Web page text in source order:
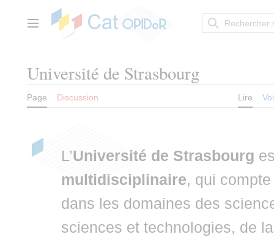
contenuMenu principal
Université de Strasbourg
Page Discussion Lire
L’Université de Strasbourg
multidisciplinaire, qui
dans les domaines des
sciences et technologies, de